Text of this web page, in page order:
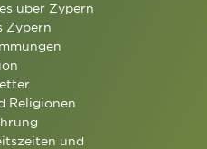
über Zypern
Zypern
Religionen
und